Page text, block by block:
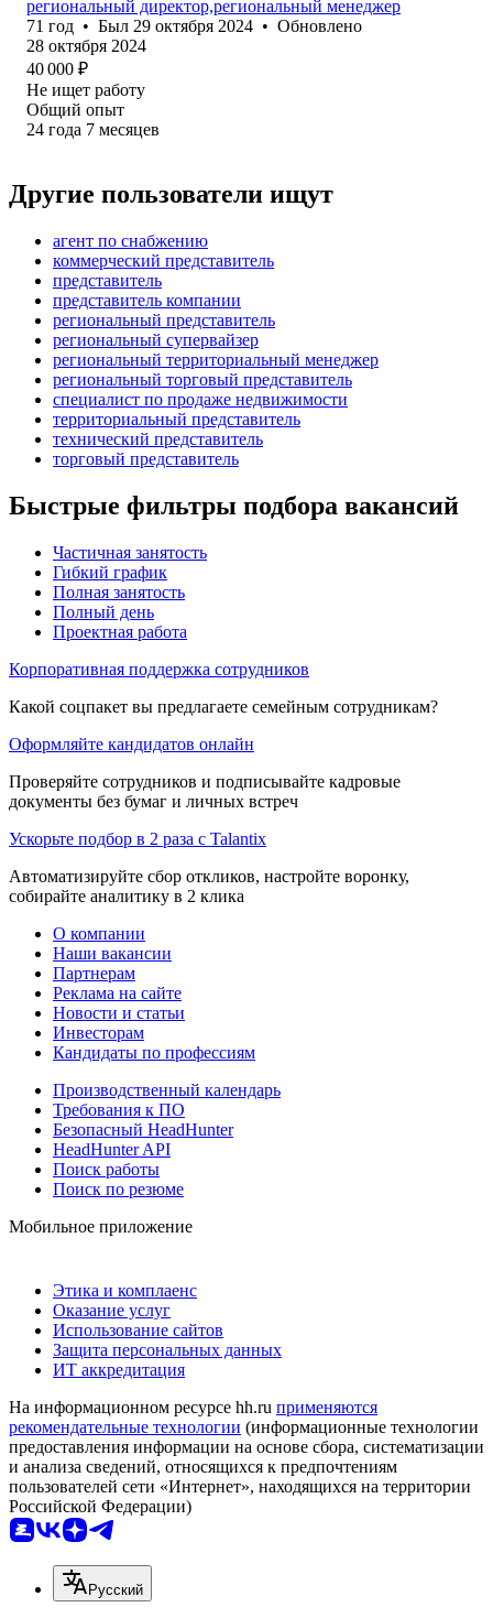
региональный директор,региональный менеджер
71 год • Был 29 октября 2024 • Обновлено
28 октября 2024
40 000 ₽
Не ищет работу
Общий опыт
24 года 7 месяцев
Другие пользователи ищут
агент по снабжению
коммерческий представитель
представитель
представитель компании
региональный представитель
региональный супервайзер
региональный территориальный менеджер
региональный торговый представитель
специалист по продаже недвижимости
территориальный представитель
технический представитель
торговый представитель
Быстрые фильтры подбора вакансий
Частичная занятость
Гибкий график
Полная занятость
Полный день
Проектная работа
Корпоративная поддержка сотрудников
Какой соцпакет вы предлагаете семейным сотрудникам?
Оформляйте кандидатов онлайн
Проверяйте сотрудников и подписывайте кадровые
документы без бумаг и личных встреч
Ускорьте подбор в 2 раза с Talantix
Автоматизируйте сбор откликов, настройте воронку,
собирайте аналитику в 2 клика
О компании
Наши вакансии
Партнерам
Реклама на сайте
Новости и статьи
Инвесторам
Кандидаты по профессиям
Производственный календарь
Требования к ПО
Безопасный HeadHunter
HeadHunter API
Поиск работы
Поиск по резюме
Мобильное приложение
Этика и комплаенс
Оказание услуг
Использование сайтов
Защита персональных данных
ИТ аккредитация
На информационном ресурсе hh.ru применяются
рекомендательные технологии (информационные технологии
предоставления информации на основе сбора, систематизации
и анализа сведений, относящихся к предпочтениям
пользователей сети «Интернет», находящихся на территории
Российской Федерации)
Русский